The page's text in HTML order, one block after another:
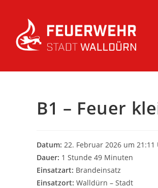
B1 – Feuer
Datum: 22. Februar 2026 um 21:11
Dauer: 1 Stunde 49 Minuten
Einsatzart: Brandeinsatz
Einsatzort: Walldürn – Stadt